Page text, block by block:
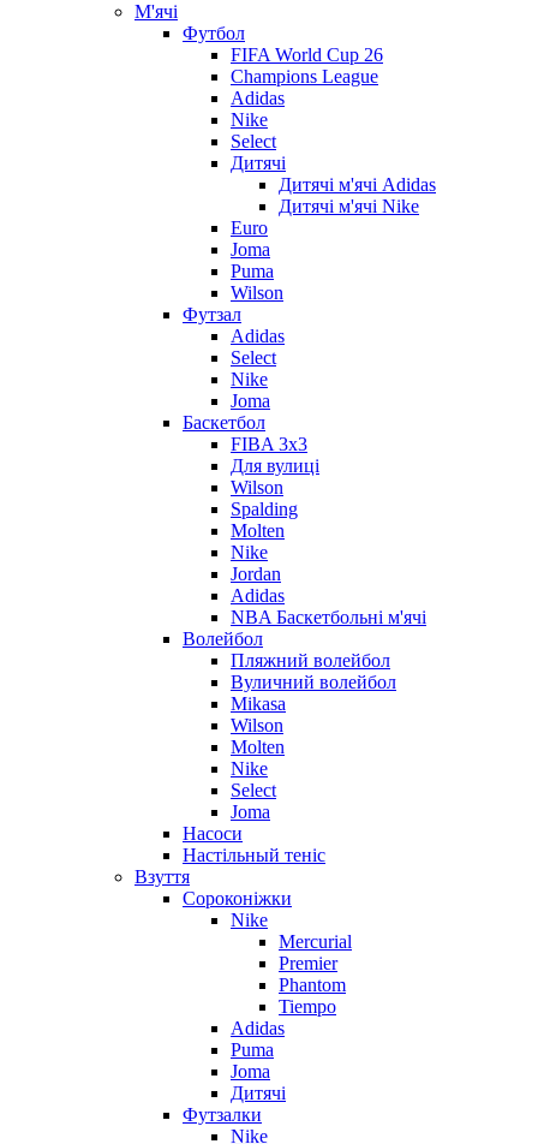
М'ячі
Футбол
FIFA World Cup 26
Champions League
Adidas
Nike
Select
Дитячі
Дитячі м'ячі Adidas
Дитячі м'ячі Nike
Euro
Joma
Puma
Wilson
Футзал
Adidas
Select
Nike
Joma
Баскетбол
FIBA 3x3
Для вулиці
Wilson
Spalding
Molten
Nike
Jordan
Adidas
NBA Баскетбольні м'ячі
Волейбол
Пляжний волейбол
Вуличний волейбол
Mikasa
Wilson
Molten
Nike
Select
Joma
Насоси
Настільный теніс
Взуття
Сороконіжки
Nike
Mercurial
Premier
Phantom
Tiempo
Adidas
Puma
Joma
Дитячі
Футзалки
Nike